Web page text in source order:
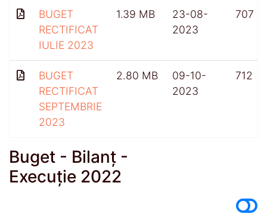
BUGET
RECTIFICAT
IULIE 2023
1.39 MB
23-08-
2023
707
BUGET
RECTIFICAT
SEPTEMBRIE
2023
2.80 MB
09-10-
2023
712
Buget - Bilanț -
Execuție 2022